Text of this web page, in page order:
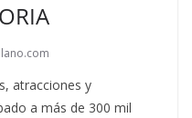
atracciones y
a más de 300 mil